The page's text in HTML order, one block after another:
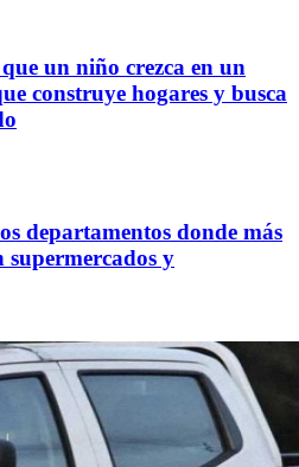
un niño crezca en un
construye hogares y busca
departamentos donde más
supermercados y